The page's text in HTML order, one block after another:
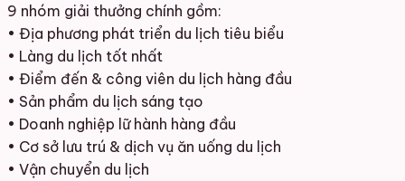
9 nhóm giải thưởng chính gồm:
• Địa phương phát triển du lịch tiêu biểu
• Làng du lịch tốt nhất
• Điểm đến & công viên du lịch hàng đầu
• Sản phẩm du lịch sáng tạo
• Doanh nghiệp lữ hành hàng đầu
• Cơ sở lưu trú & dịch vụ ăn uống du lịch
• Vận chuyển du lịch